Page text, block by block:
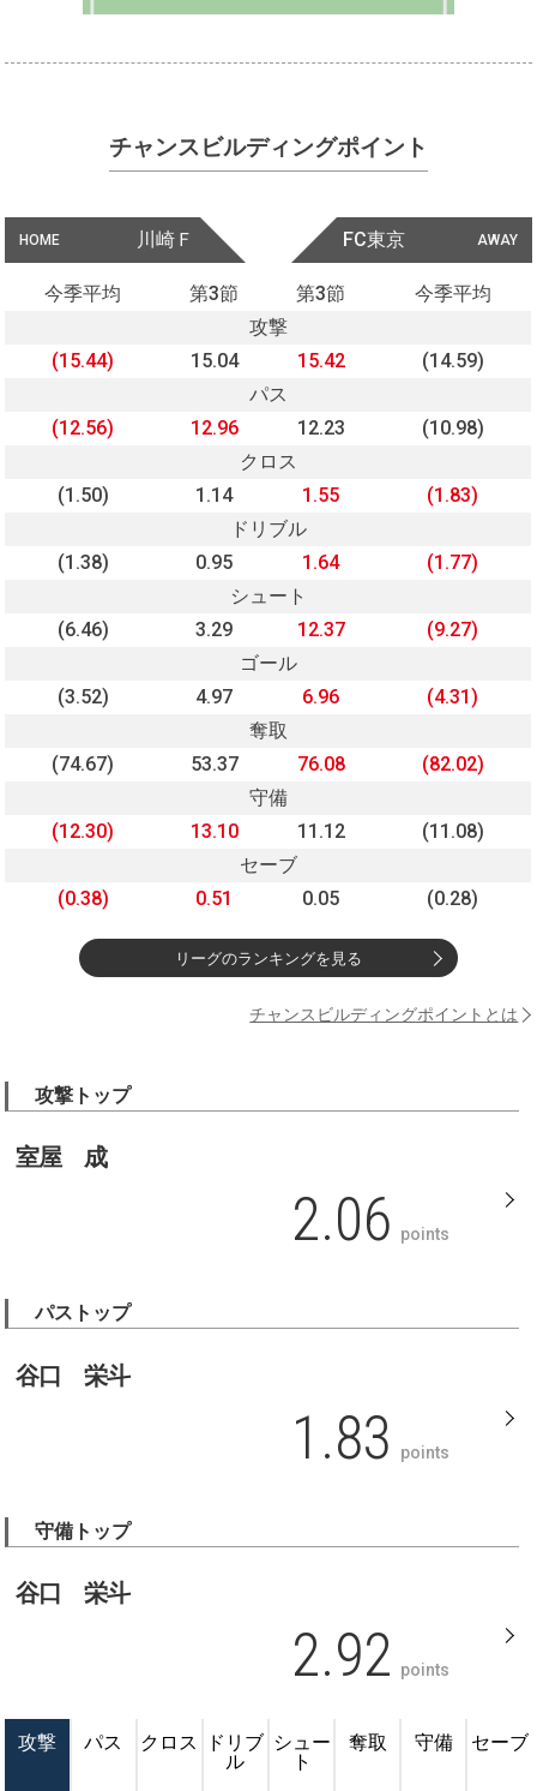
チャンスビルディングポイント
HOME 川崎Ｆ AWAY
FC東京
今季平均 第3節 第3節
今季平均
攻撃
(15.44)
15.04 15.42
(14.59)
パス
(12.56)
12.96 12.23
(10.98)
クロス
(1.50)
1.14 1.55
(1.83)
ドリブル
(1.38)
0.95 1.64
(1.77)
シュート
(6.46)
3.29 12.37
(9.27)
ゴール
(3.52)
4.97 6.96
(4.31)
奪取
(74.67)
53.37 76.08
(82.02)
守備
(12.30)
13.10 11.12
(11.08)
セーブ
(0.38)
0.51 0.05 (0.28)
リーグのランキングを見る
チャンスビルディングポイントとは
攻撃トップ
室屋 成
2.06 points
パストップ
谷口 栄斗
1.83 points
守備トップ
谷口 栄斗
2.92 points
攻撃 パス クロス
ドリブ
ル
シュー
ト
奪取 守備 セーブ